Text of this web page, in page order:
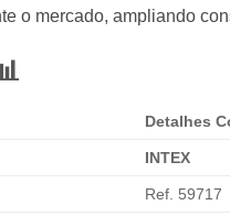
o mercado, ampliando
Detalhes
INTEX
Ref. 59717